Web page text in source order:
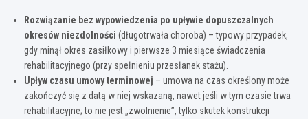
Rozwiązanie bez wypowiedzenia po upływie dopuszczalnych
okresów niezdolności (długotrwała choroba) – typowy przypadek,
gdy minął okres zasiłkowy i pierwsze 3 miesiące świadczenia
rehabilitacyjnego (przy spełnieniu przesłanek stażu).
Upływ czasu umowy terminowej – umowa na czas określony może
zakończyć się z datą w niej wskazaną, nawet jeśli w tym czasie trwa
rehabilitacyjne; to nie jest „zwolnienie”, tylko skutek konstrukcji